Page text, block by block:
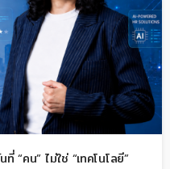
“คน” ไม่ใช่ “เทคโนโลยี”